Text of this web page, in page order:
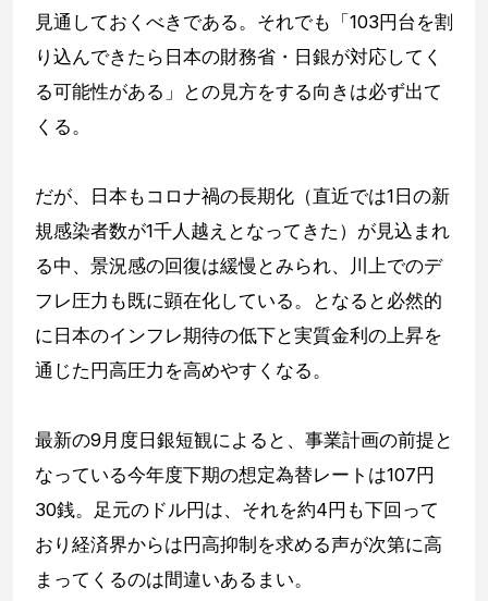
見通しておくべきである。それでも「103円台を割
り込んできたら日本の財務省・日銀が対応してく
る可能性がある」との見方をする向きは必ず出て
くる。
だが、日本もコロナ禍の長期化（直近では1日の新
規感染者数が1千人越えとなってきた）が見込まれ
る中、景況感の回復は緩慢とみられ、川上でのデ
フレ圧力も既に顕在化している。となると必然的
に日本のインフレ期待の低下と実質金利の上昇を
通じた円高圧力を高めやすくなる。
最新の9月度日銀短観によると、事業計画の前提と
なっている今年度下期の想定為替レートは107円
30銭。足元のドル円は、それを約4円も下回って
おり経済界からは円高抑制を求める声が次第に高
まってくるのは間違いあるまい。